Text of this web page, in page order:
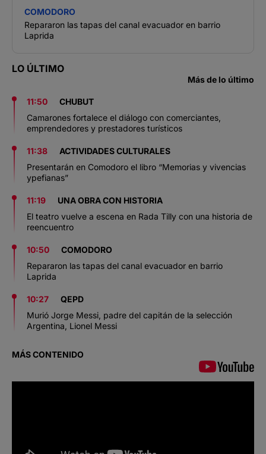
COMODORO
Repararon las tapas del canal evacuador en barrio
Laprida
LO ÚLTIMO
Más de lo último
11:50
CHUBUT
Camarones fortalece el diálogo con comerciantes,
emprendedores y prestadores turísticos
11:38
ACTIVIDADES CULTURALES
Presentarán en Comodoro el libro “Memorias y vivencias
ypefianas”
11:19
UNA OBRA CON HISTORIA
El teatro vuelve a escena en Rada Tilly con una historia de
reencuentro
10:50
COMODORO
Repararon las tapas del canal evacuador en barrio
Laprida
10:27
QEPD
Murió Jorge Messi, padre del capitán de la selección
Argentina, Lionel Messi
MÁS CONTENIDO